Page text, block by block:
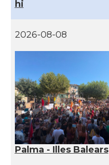
hi
2026-08-08
Palma - Illes Balears